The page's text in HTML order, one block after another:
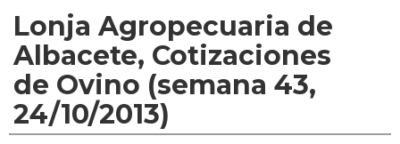
Lonja Agropecuaria de
Albacete, Cotizaciones
de Ovino (semana 43,
24/10/2013)